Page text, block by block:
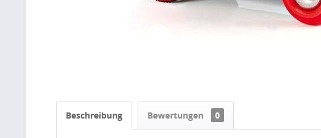
Beschreibung Bewertungen 0